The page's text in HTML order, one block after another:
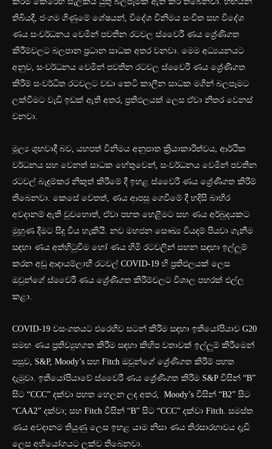
තිබියදී, ජංගම ගිණුමේ ශේෂයන්, විදේශ විනිමය සංචිත සහ විදේශ
ණය සංවර්ධනය වෙමින් පවතින රටවල ස්වෛරී ණය ශ්‍රේණිගත
කිරීම්වලට බලපාන ප්‍රධාන සාධක අතර වනවා. මෙම අධ්‍යයනයට
අනුව, සංවර්ධනය වෙමින් පවතින රටවල ස්වෛරී ණය ශ්‍රේණිගත
කිරීම් සංවර්ධිත රටවලට වඩා කෙටි කාලීන සාධක මගින් බලපෑමට
ලක්වීමට වැඩි ඉඩක් ඇති අතර, ප්‍රතිඵලයක් ලෙස ඒවා නිතර වෙනස්
වනවා.
මූල්‍ය ශුභවාදී බව, යහපත් විනිමය අනුපාත ක්‍රියාකාරිත්වය, ආර්ථික
වර්ධනය සහ වෙනත් සාධක හේතුවෙන්, සංවර්ධනය වෙමින් පවතින
රටවල් බැඳුම්කර නිකුත් කිරීමේ දී ඉහළ ස්වෛරී ණය ශ්‍රේණිගත කිරීම්
තිබෙනවා. කෙසේ වෙතත්, ණය ආපසු ගෙවීමේ දී හදිසි බාහිර
අවදානම් ඇති වුවහොත්, ඒවා පහත හෙළීමට සහ ණය අර්බුදයකට
මුහුණ දීමට සිදු විය හැකියි. නව මහජන සෞඛ්‍ය වියදම් පියවා ගැනීම
සඳහා ණය අත්හිටුවීම හෝ ණය හිමි රටවලින් සහන සඳහා ඉල්ලුම්
කරන අඩු ආදායම්ලාභී රටවල් COVID-19 හි ප්‍රතිඵලයක් ලෙස
ඔවුන්ගේ ස්වෛරී ණය ශ්‍රේණිගත කිරීම්වලට විශාල පහරක් එල්ල
කළා.
COVID-19 වසංගතයට එරෙහිව සටන් කිරීම සඳහා ඉතියෝපියාව G20
සමඟ ණය ප්‍රතිව්‍යුහගත කිරීම සඳහා කිහිප වතාවක් ඉල්ලුම් කිරීමෙන්
පසුව, S&P, Moody’s සහ Fitch ඔවුන්ගේ ශ්‍රේණිගත කිරීම් පහත
දැමුවා. ඉතියෝපියාවේ ස්වෛරී ණය ශ්‍රේණිගත කිරීම S&P විසින් “B”
සිට “CCC” දක්වා පහත හෙලන ලද අතර, Moody’s විසින් “B2” සිට
“CAA2” දක්වා; සහ Fitch විසින් “B” සිට “CCC” දක්වා Fitch. සමස්ත
ණය අවදානම තියුණු ලෙස ඉහළ යාම නිසා ණය තිරසාරභාවය දැඩි
ලෙස අභියෝගයට ලක්ව තිබෙනවා.